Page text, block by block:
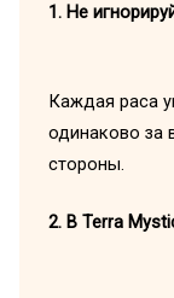
1. Не
Каждая раса
одинаково за
стороны.
2. В Terra